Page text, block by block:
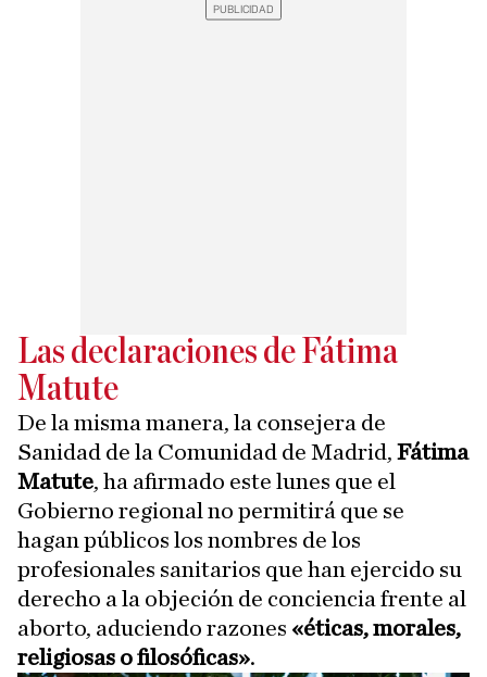
Las declaraciones de Fátima
Matute
De la misma manera, la consejera de
Sanidad de la Comunidad de Madrid, Fátima
Matute, ha afirmado este lunes que el
Gobierno regional no permitirá que se
hagan públicos los nombres de los
profesionales sanitarios que han ejercido su
derecho a la objeción de conciencia frente al
aborto, aduciendo razones «éticas, morales,
religiosas o filosóficas».